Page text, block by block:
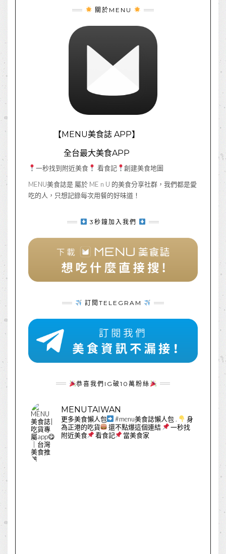
關於MENU
【MENU美食誌 APP】
全台最大美食APP
一秒找到附近美食 看食記
創建美食地圖
MENU美食誌是 屬於 ME n U 的美食分享社群，我們都是愛
吃的人，只想記錄每次用餐的好味道！
3秒鐘加入我們
訂閱TELEGRAM
恭喜我們IG破10萬粉絲
MENUTAIWAN
更多美食懶人包 #menu美食誌懶人包 .
身
為正港的吃貨
還不點爆這個連結
一秒找
附近美食
看食記 當美食家